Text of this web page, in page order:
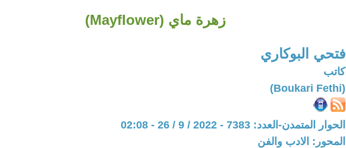
زهرة ماي (Mayflower)
فتحي البوكاري
كاتب
(Boukari Fethi)
الحوار المتمدن-العدد: 7383 - 2022 / 9 / 26 - 02:08
المحور: الادب والفن